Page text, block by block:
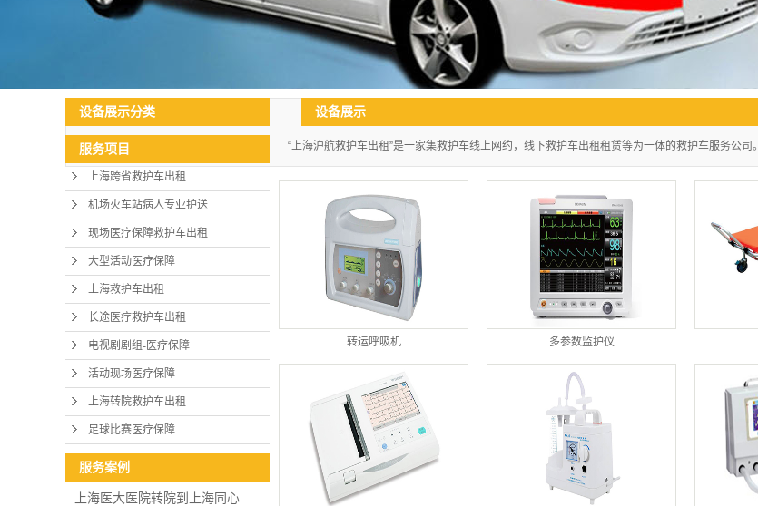
设备展示分类
服务项目
上海跨省救护车出租
机场火车站病人专业护送
现场医疗保障救护车出租
大型活动医疗保障
上海救护车出租
长途医疗救护车出租
电视剧剧组-医疗保障
活动现场医疗保障
上海转院救护车出租
足球比赛医疗保障
服务案例
上海医大医院转院到上海同心
设备展示
“上海沪航救护车出租”是一家集救护车线上网约，线下救护车出租租赁等为一体的救护车服务公司。
转运呼吸机 多参数监护仪